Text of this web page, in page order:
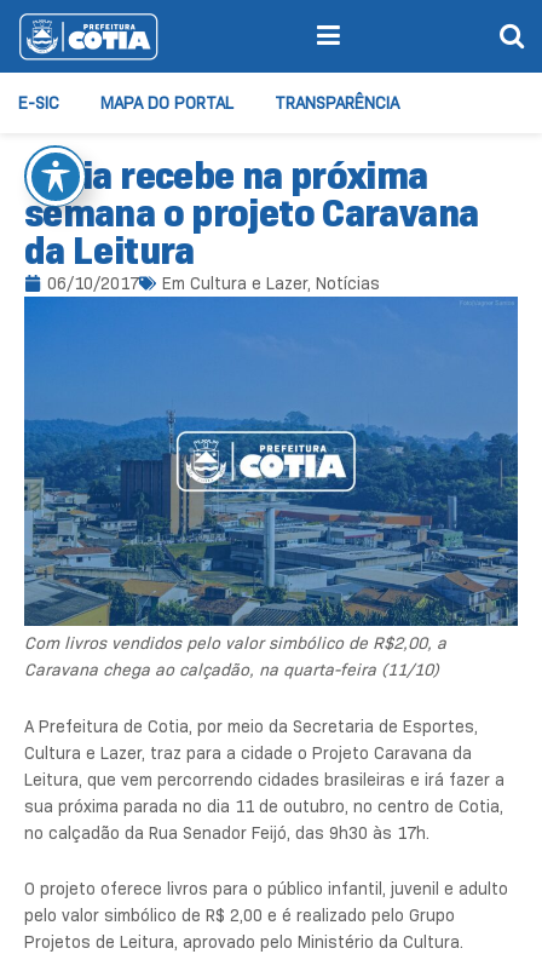
E-SIC MAPA DO PORTAL TRANSPARÊNCIA
Cotia recebe na próxima
semana o projeto Caravana
da Leitura
06/10/2017 Em Cultura e Lazer, Notícias
Com livros vendidos pelo valor simbólico de R$2,00, a
Caravana chega ao calçadão, na quarta-feira (11/10)
A Prefeitura de Cotia, por meio da Secretaria de Esportes,
Cultura e Lazer, traz para a cidade o Projeto Caravana da
Leitura, que vem percorrendo cidades brasileiras e irá fazer a
sua próxima parada no dia 11 de outubro, no centro de Cotia,
no calçadão da Rua Senador Feijó, das 9h30 às 17h.
O projeto oferece livros para o público infantil, juvenil e adulto
pelo valor simbólico de R$ 2,00 e é realizado pelo Grupo
Projetos de Leitura, aprovado pelo Ministério da Cultura.